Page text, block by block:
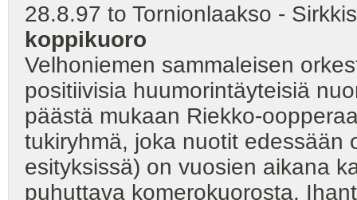
28.8.97 to Tornionlaakso -
koppikuoro
Velhoniemen sammaleisen
positiivisia huumorintäyteisiä
päästä mukaan Riekko-
tukiryhmä, joka nuotit edessään
esityksissä) on vuosien aikana
puhuttava komerokuorosta.